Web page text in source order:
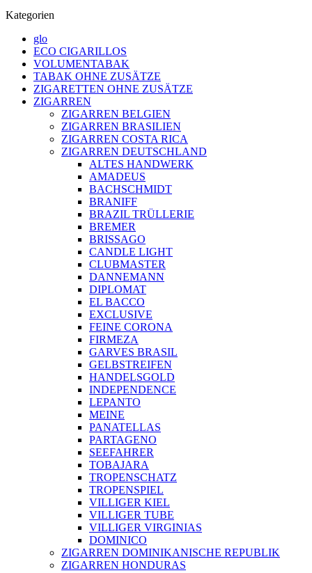
Kategorien
glo
ECO CIGARILLOS
VOLUMENTABAK
TABAK OHNE ZUSÄTZE
ZIGARETTEN OHNE ZUSÄTZE
ZIGARREN
ZIGARREN BELGIEN
ZIGARREN BRASILIEN
ZIGARREN COSTA RICA
ZIGARREN DEUTSCHLAND
ALTES HANDWERK
AMADEUS
BACHSCHMIDT
BRANIFF
BRAZIL TRÜLLERIE
BREMER
BRISSAGO
CANDLE LIGHT
CLUBMASTER
DANNEMANN
DIPLOMAT
EL BACCO
EXCLUSIVE
FEINE CORONA
FIRMEZA
GARVES BRASIL
GELBSTREIFEN
HANDELSGOLD
INDEPENDENCE
LEPANTO
MEINE
PANATELLAS
PARTAGENO
SEEFAHRER
TOBAJARA
TROPENSCHATZ
TROPENSPIEL
VILLIGER KIEL
VILLIGER TUBE
VILLIGER VIRGINIAS
DOMINICO
ZIGARREN DOMINIKANISCHE REPUBLIK
ZIGARREN HONDURAS